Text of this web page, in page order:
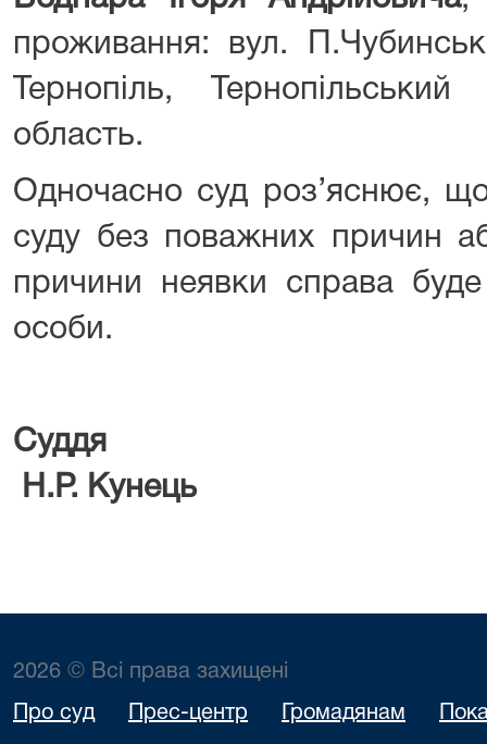
проживання: вул.
Тернопіль,
область.
Одночасно суд роз’яснює,
суду без поважних причин
причини неявки справа буде
особи.
Н.Р. Кунець
2026 © Всі права захищені
Про суд Прес-центр Громадянам